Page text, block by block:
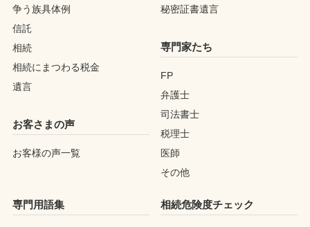
争う族具体例
信託
相続
相続にまつわる税金
遺言
お客さまの声
お客様の声一覧
秘密証書遺言
専門家たち
FP
弁護士
司法書士
税理士
医師
その他
専門用語集 相続危険度チェック